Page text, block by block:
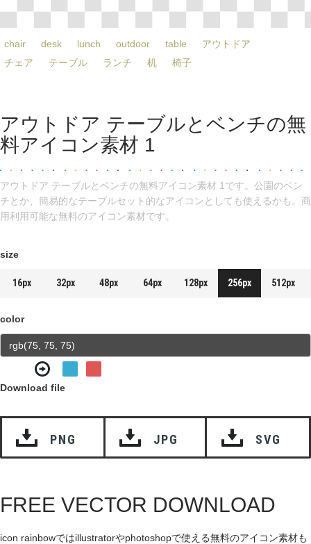
chair desk lunch outdoor table
アウトドア
チェア
テーブル ランチ 机 椅子
アウトドア テーブルとベンチの無
料アイコン素材 1
アウトドア テーブルとベンチの無料アイコン素材 1です。公園のベン
チとか、簡易的なテーブルセット的なアイコンとしても使えるかも。商
用利用可能な無料のアイコン素材です。
size
16px 32px 48px 64px 128px 256px 512px
color
Download file
PNG JPG SVG
FREE VECTOR DOWNLOAD
icon rainbowではillustratorやphotoshopで使える無料のアイコン素材も